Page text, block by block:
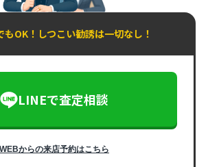
もOK！しつこい勧誘は一切なし！
LINEで査定相談
WEBからの来店予約はこちら